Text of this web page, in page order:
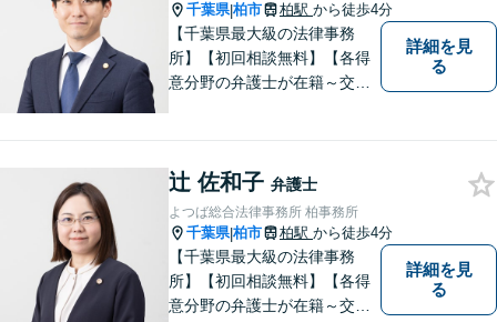
千葉県|柏市 柏駅 から徒歩4分
【千葉県最大級の法律事務
所】【初回相談無料】【各得
意分野の弁護士が在籍～交通
詳細を見
る
辻 佐和子 弁護士
よつば総合法律事務所 柏事務所
千葉県|柏市 柏駅 から徒歩4分
【千葉県最大級の法律事務
所】【初回相談無料】【各得
意分野の弁護士が在籍～交通
詳細を見
る